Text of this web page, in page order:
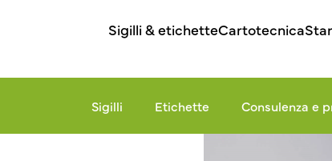
Sigilli & etichetteCartotecnica
Sigilli Etichette Consulenza e